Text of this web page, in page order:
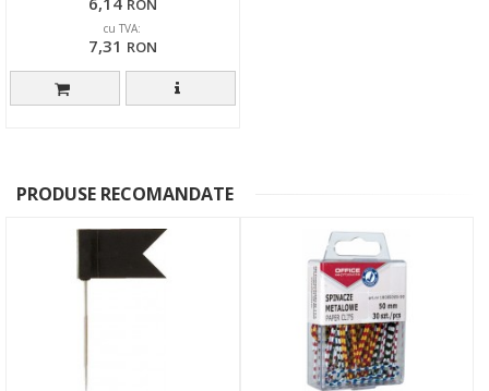
RON
cu TVA:
7,31 RON
PRODUSE RECOMANDATE